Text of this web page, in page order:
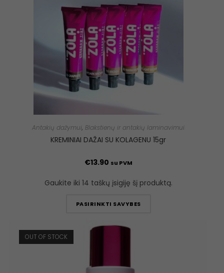
Antakių dažymui, Blakstienų ir antakių laminavimui
KREMINIAI DAŽAI SU KOLAGENU 15gr
€13.90 su PVM
Gaukite iki 14 taškų įsigiję šį produktą.
PASIRINKTI SAVYBES
OUT OF STOCK